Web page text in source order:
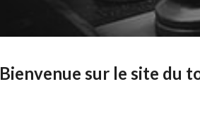
Bienvenue sur le site du